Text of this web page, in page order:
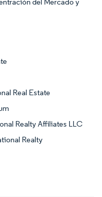
Real Estate
Realty Affiliates LLC
Realty